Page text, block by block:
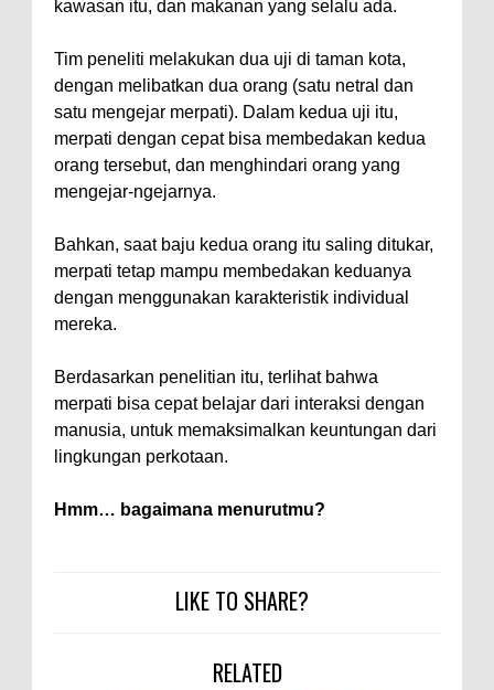
kawasan itu, dan makanan yang selalu ada.
Tim peneliti melakukan dua uji di taman kota,
dengan melibatkan dua orang (satu netral dan
satu mengejar merpati). Dalam kedua uji itu,
merpati dengan cepat bisa membedakan kedua
orang tersebut, dan menghindari orang yang
mengejar-ngejarnya.
Bahkan, saat baju kedua orang itu saling ditukar,
merpati tetap mampu membedakan keduanya
dengan menggunakan karakteristik individual
mereka.
Berdasarkan penelitian itu, terlihat bahwa
merpati bisa cepat belajar dari interaksi dengan
manusia, untuk memaksimalkan keuntungan dari
lingkungan perkotaan.
Hmm… bagaimana menurutmu?
LIKE TO SHARE?
RELATED